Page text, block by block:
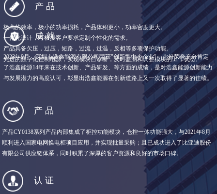
产品
极高的效率，极小的功率损耗，产品体积更小，功率密度更大。
一体化设计，可根据客户要求定制个性化的需求。
产品具备欠压，过压，短路，过流，过温，反相等多项保护功能。
先进的数字化控制电源，实现模块自诊断，及时监测和调整模块的工作状态。
成 就
2023年9月，深圳市浩鑫能源有限公司荣获"创新型中小企业"，此份荣誉充分肯定
了浩鑫能源14年来在技术创新、产品研发、等方面的成绩，是对浩鑫能源创新能力
与发展潜力的高度认可，彰显出浩鑫能源在创新道路上又一次取得了显著的佳绩。
产品
产品CY0138系列产品内部集成了柜控功能模块，仓控一体功能强大，与2021年8月
顺利进入国家电网换电柜项目应用，并实现批量采购；且已成功进入了比亚迪股份
有限公司供应链体系，同时积累了深厚的客户资源和良好的市场口碑。
认证